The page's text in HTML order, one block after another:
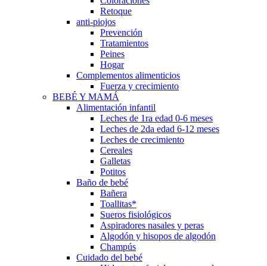
Retoque
anti-piojos
Prevención
Tratamientos
Peines
Hogar
Complementos alimenticios
Fuerza y crecimiento
BEBÉ Y MAMÁ
Alimentación infantil
Leches de 1ra edad 0-6 meses
Leches de 2da edad 6-12 meses
Leches de crecimiento
Cereales
Galletas
Potitos
Baño de bebé
Bañera
Toallitas*
Sueros fisiológicos
Aspiradores nasales y peras
Algodón y hisopos de algodón
Champús
Cuidado del bebé